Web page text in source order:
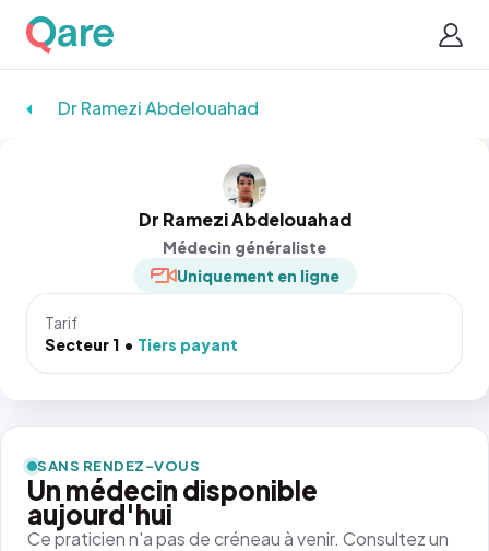
Dr Ramezi Abdelouahad
Dr Ramezi Abdelouahad
Médecin généraliste
Uniquement en ligne
Tarif
Secteur 1
Tiers payant
SANS RENDEZ-VOUS
Un médecin disponible
aujourd'hui
Ce praticien n'a pas de créneau à venir. Consultez un